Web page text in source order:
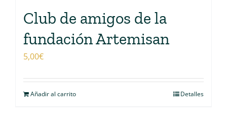
Club de amigos de la
fundación Artemisan
5,00€
Añadir al carrito Detalles